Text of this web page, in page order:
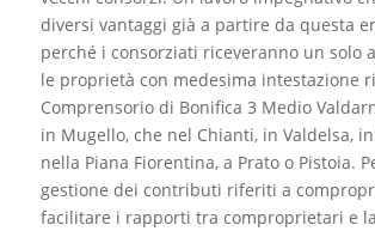
diversi vantaggi già a partire da questa
perché i consorziati riceveranno un solo
le proprietà con medesima intestazione
Comprensorio di Bonifica 3 Medio
in Mugello, che nel Chianti, in Valdelsa,
nella Piana Fiorentina, a Prato o Pistoia.
gestione dei contributi riferiti a
facilitare i rapporti tra comproprietari e